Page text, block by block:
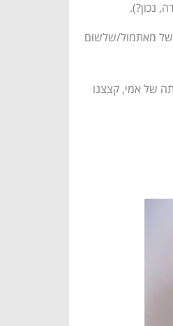
נכון?).
מאתמול/שלשום
הפעם, בהנחייתה של אמי, קצצנו